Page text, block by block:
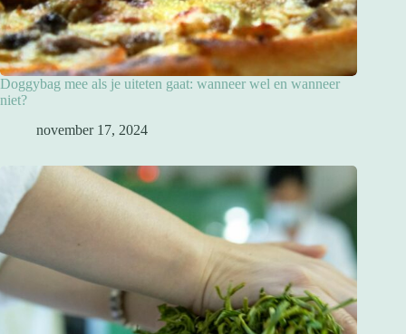
Doggybag mee als je uiteten gaat: wanneer wel en wanneer
niet?
november 17, 2024